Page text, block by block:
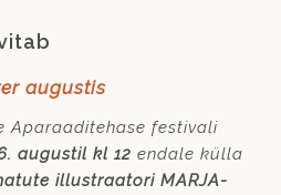
augustis
Aparaaditehase festivali
augustil kl 12 endale külla
illustraatori MARJA-